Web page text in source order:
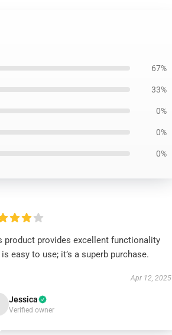
67%
33%
0%
0%
0%
product provides excellent functionality
is easy to use; it’s a superb purchase.
Apr 12, 2025
Jessica
Verified owner